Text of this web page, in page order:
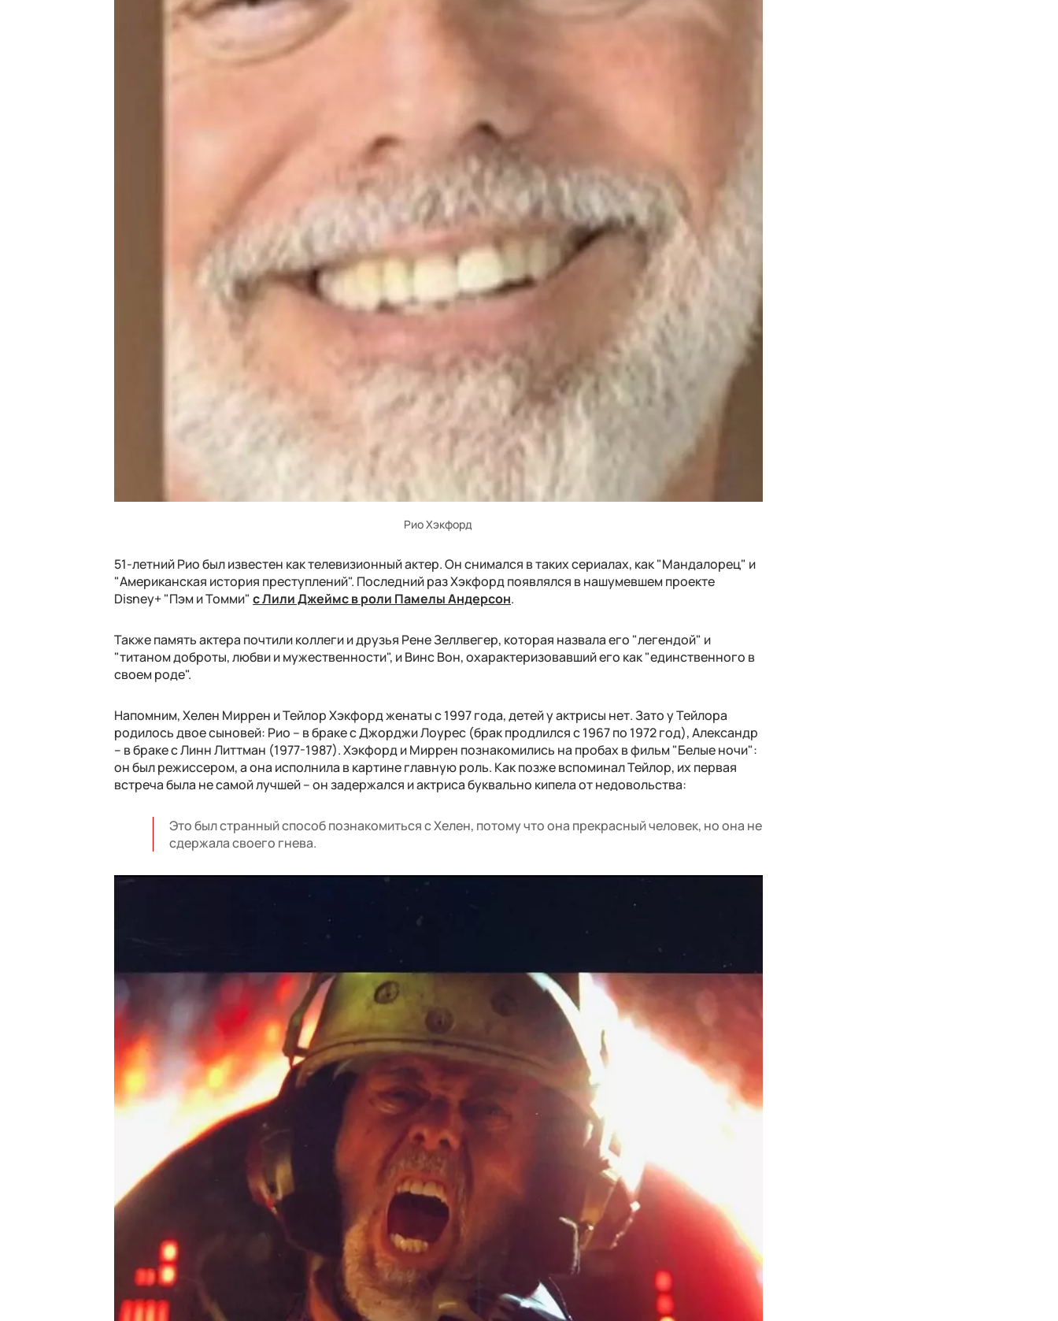
Рио Хэкфорд
51-летний Рио был известен как телевизионный актер. Он снимался в таких сериалах, как "Мандалорец" и
"Американская история преступлений". Последний раз Хэкфорд появлялся в нашумевшем проекте
Disney+ "Пэм и Томми"с Лили Джеймс в роли Памелы Андерсон.
Также память актера почтили коллеги и друзья Рене Зеллвегер, которая назвала его "легендой" и
"титаном доброты, любви и мужественности", и Винс Вон, охарактеризовавший его как "единственного в
своем роде".
Напомним, Хелен Миррен и Тейлор Хэкфорд женаты с 1997 года, детей у актрисы нет. Зато у Тейлора
родилось двое сыновей: Рио – в браке с Джорджи Лоурес (брак продлился с 1967 по 1972 год), Александр
– в браке с Линн Литтман (1977-1987). Хэкфорд и Миррен познакомились на пробах в фильм "Белые ночи":
он был режиссером, а она исполнила в картине главную роль. Как позже вспоминал Тейлор, их первая
встреча была не самой лучшей – он задержался и актриса буквально кипела от недовольства:
Это был странный способ познакомиться с Хелен, потому что она прекрасный человек, но она не
сдержала своего гнева.